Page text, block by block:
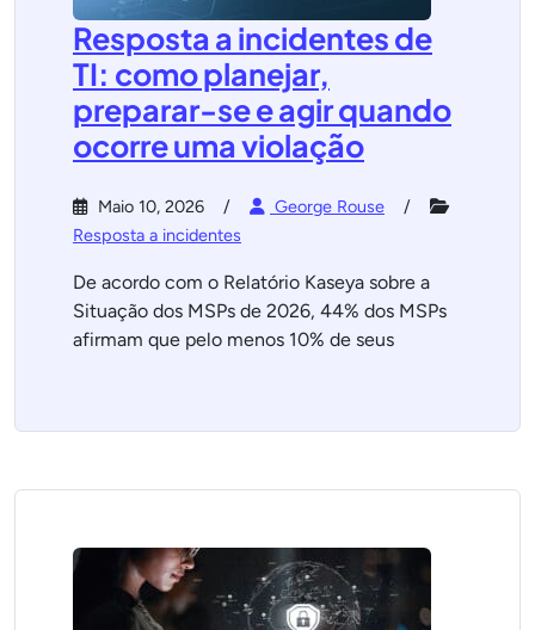
Resposta a incidentes de
TI: como planejar,
preparar-se e agir quando
ocorre uma violação
Maio 10, 2026
George Rouse
Resposta a incidentes
De acordo com o Relatório Kaseya sobre a
Situação dos MSPs de 2026, 44% dos MSPs
afirmam que pelo menos 10% de seus